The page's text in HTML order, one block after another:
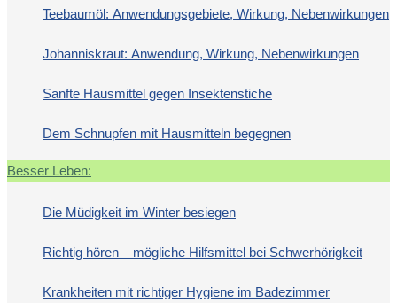
Teebaumöl: Anwendungsgebiete, Wirkung, Nebenwirkungen
Johanniskraut: Anwendung, Wirkung, Nebenwirkungen
Sanfte Hausmittel gegen Insektenstiche
Dem Schnupfen mit Hausmitteln begegnen
Besser Leben:
Die Müdigkeit im Winter besiegen
Richtig hören – mögliche Hilfsmittel bei Schwerhörigkeit
Krankheiten mit richtiger Hygiene im Badezimmer